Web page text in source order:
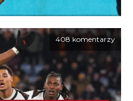
408 komentarzy